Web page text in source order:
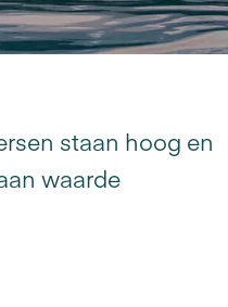
staan hoog en
waarde